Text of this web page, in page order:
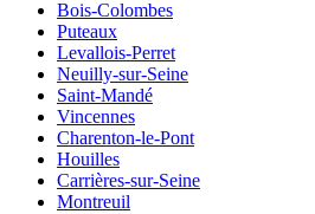
Bois-Colombes
Puteaux
Levallois-Perret
Neuilly-sur-Seine
Saint-Mandé
Vincennes
Charenton-le-Pont
Houilles
Carrières-sur-Seine
Montreuil